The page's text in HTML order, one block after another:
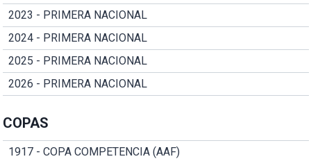
2023 - PRIMERA NACIONAL
2024 - PRIMERA NACIONAL
2025 - PRIMERA NACIONAL
2026 - PRIMERA NACIONAL
COPAS
1917 - COPA COMPETENCIA (AAF)